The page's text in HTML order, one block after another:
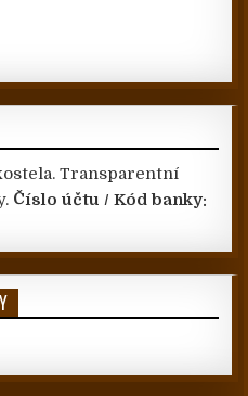
Transparentní
Číslo účtu / Kód banky: